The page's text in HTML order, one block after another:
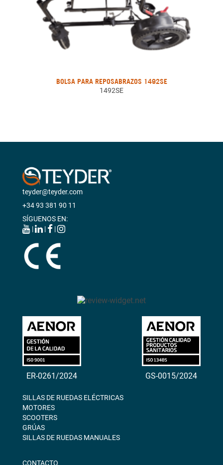
BOLSA PARA REPOSABRAZOS 1492SE
1492SE
teyder@teyder.com
+34 93 381 90 11
SÍGUENOS EN:
|
| |
ER-0261/2024 GS-0015/2024
SILLAS DE RUEDAS ELÉCTRICAS
MOTORES
SCOOTERS
GRÚAS
SILLAS DE RUEDAS MANUALES
CONTACTO